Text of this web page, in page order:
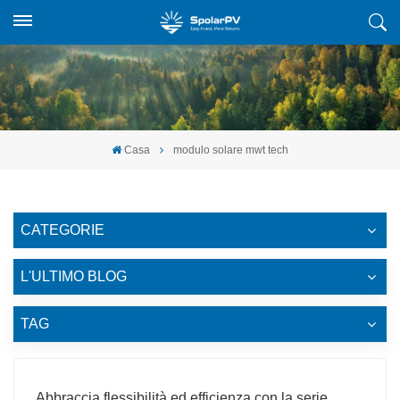
Casa modulo solare mwt tech
CATEGORIE
L'ULTIMO BLOG
TAG